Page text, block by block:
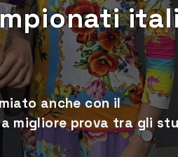
anche con il
migliore prova tra gli